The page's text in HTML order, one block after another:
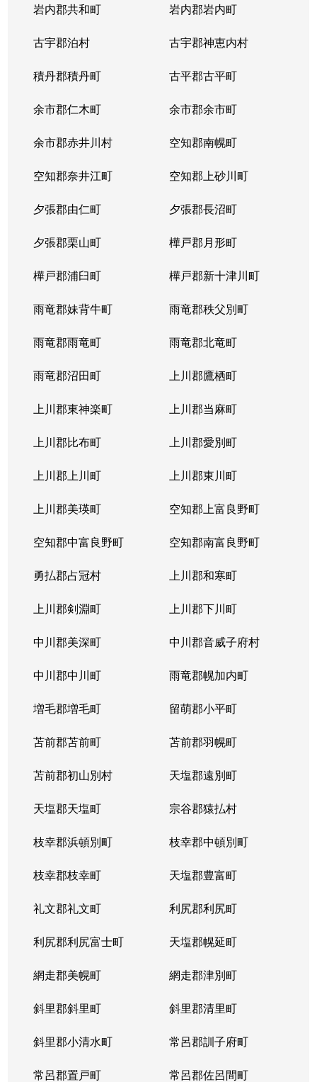
岩内郡共和町 岩内郡岩内町
古宇郡泊村 古宇郡神恵内村
積丹郡積丹町 古平郡古平町
余市郡仁木町 余市郡余市町
余市郡赤井川村 空知郡南幌町
空知郡奈井江町 空知郡上砂川町
夕張郡由仁町 夕張郡長沼町
夕張郡栗山町 樺戸郡月形町
樺戸郡浦臼町 樺戸郡新十津川町
雨竜郡妹背牛町 雨竜郡秩父別町
雨竜郡雨竜町 雨竜郡北竜町
雨竜郡沼田町 上川郡鷹栖町
上川郡東神楽町 上川郡当麻町
上川郡比布町 上川郡愛別町
上川郡上川町 上川郡東川町
上川郡美瑛町 空知郡上富良野町
空知郡中富良野町 空知郡南富良野町
勇払郡占冠村 上川郡和寒町
上川郡剣淵町 上川郡下川町
中川郡美深町 中川郡音威子府村
中川郡中川町 雨竜郡幌加内町
増毛郡増毛町 留萌郡小平町
苫前郡苫前町 苫前郡羽幌町
苫前郡初山別村 天塩郡遠別町
天塩郡天塩町 宗谷郡猿払村
枝幸郡浜頓別町 枝幸郡中頓別町
枝幸郡枝幸町 天塩郡豊富町
礼文郡礼文町 利尻郡利尻町
利尻郡利尻富士町 天塩郡幌延町
網走郡美幌町 網走郡津別町
斜里郡斜里町 斜里郡清里町
斜里郡小清水町 常呂郡訓子府町
常呂郡置戸町 常呂郡佐呂間町